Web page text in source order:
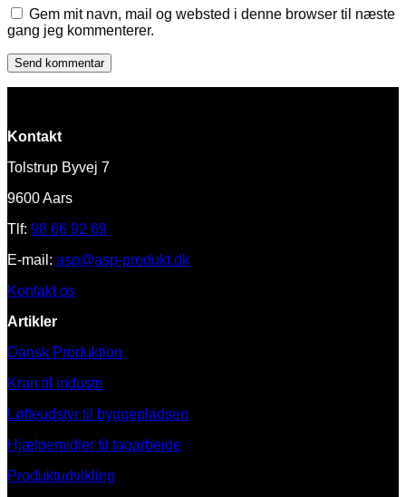
Gem mit navn, mail og websted i denne browser til næste
gang jeg kommenterer.
Kontakt
Tolstrup Byvej 7
9600 Aars
Tlf: 98 66 92 69
E-mail: asp@asp-produkt.dk
Kontakt os
Artikler
Dansk Produktion
Kran til industri
Løfteudstyr til byggepladsen
Hjælpemidler til tagarbejde
Produktudvikling